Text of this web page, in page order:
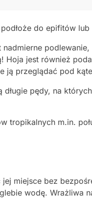
do epifitów
jest również
ją przeglądać pod
pędy, na
tropikalnych m.in.
miejsce bez
wodę. Wrażliwa